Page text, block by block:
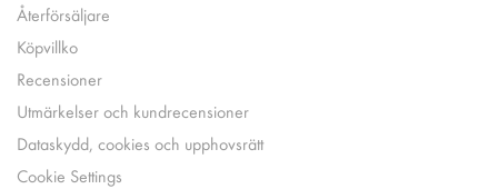
Återförsäljare
Köpvillko
Recensioner
Utmärkelser och kundrecensioner
Dataskydd, cookies och upphovsrätt
Cookie Settings